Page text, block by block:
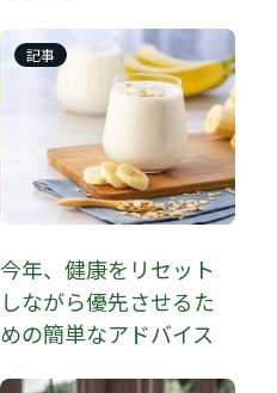
記事
今年、健康をリセット
しながら優先させるた
めの簡単なアドバイス